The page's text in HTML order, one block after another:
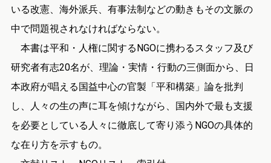
いる改憲、海外派兵、有事法制などの動きもその文脈の
中で問題視されなければならない。
本書は平和・人権に関するNGOに携わるスタッフ及び
研究者有志20名が、理論・実情・行動の三側面から、日
本政府が唱える国益中心の官製「平和構築」論を批判
し、人々の生の声に耳を傾けながら、国内外で最も支援
を必要としている人々に徹底して寄り添うNGOの具体的
な在り方を示すもの。